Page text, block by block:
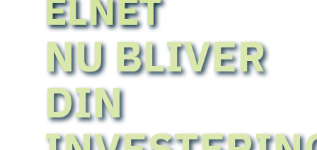
ELNET
NU BLIVER
DIN